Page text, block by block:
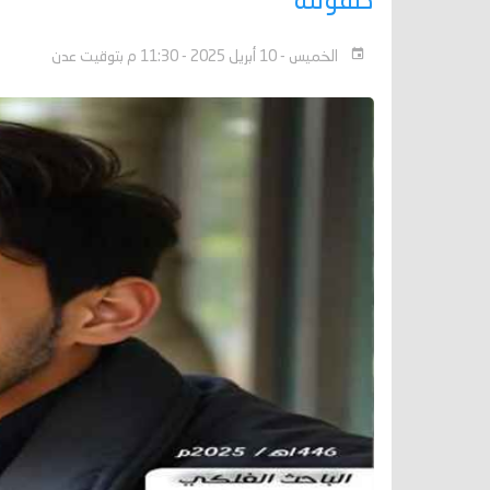
الخميس - 10 أبريل 2025 - 11:30 م بتوقيت عدن